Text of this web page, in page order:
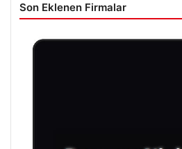
Son Eklenen Firmalar